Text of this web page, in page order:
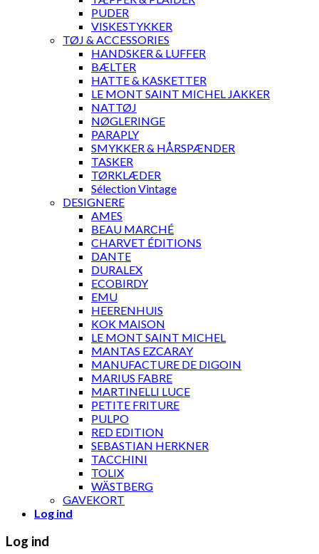
PUDER
VISKESTYKKER
TØJ & ACCESSORIES
HANDSKER & LUFFER
BÆLTER
HATTE & KASKETTER
LE MONT SAINT MICHEL JAKKER
NATTØJ
NØGLERINGE
PARAPLY
SMYKKER & HÅRSPÆNDER
TASKER
TØRKLÆDER
Sélection Vintage
DESIGNERE
AMES
BEAU MARCHÉ
CHARVET ÉDITIONS
DANTE
DURALEX
ECOBIRDY
EMU
HEERENHUIS
KOK MAISON
LE MONT SAINT MICHEL
MANTAS EZCARAY
MANUFACTURE DE DIGOIN
MARIUS FABRE
MARTINELLI LUCE
PETITE FRITURE
PULPO
RED EDITION
SEBASTIAN HERKNER
TACCHINI
TOLIX
WÄSTBERG
GAVEKORT
Log ind
Log ind